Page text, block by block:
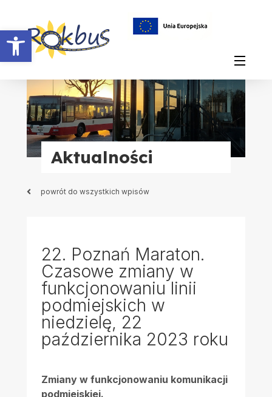
Otwórz pasek narzędzi
Aktualności
powrót do wszystkich wpisów
22. Poznań Maraton.
Czasowe zmiany w
funkcjonowaniu linii
podmiejskich w
niedzielę, 22
października 2023 roku
Zmiany w funkcjonowaniu komunikacji
podmiejskiej.